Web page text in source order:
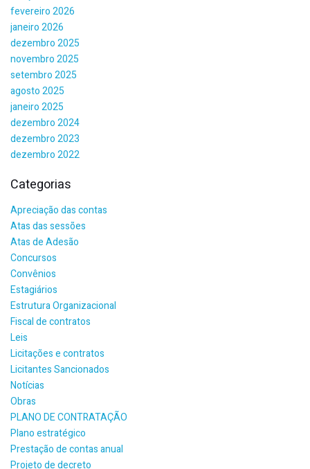
fevereiro 2026
janeiro 2026
dezembro 2025
novembro 2025
setembro 2025
agosto 2025
janeiro 2025
dezembro 2024
dezembro 2023
dezembro 2022
Categorias
Apreciação das contas
Atas das sessões
Atas de Adesão
Concursos
Convênios
Estagiários
Estrutura Organizacional
Fiscal de contratos
Leis
Licitações e contratos
Licitantes Sancionados
Notícias
Obras
PLANO DE CONTRATAÇÃO
Plano estratégico
Prestação de contas anual
Projeto de decreto